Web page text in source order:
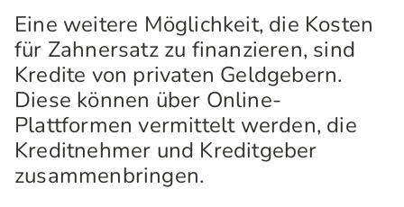
Eine weitere Möglichkeit, die Kosten
für Zahnersatz zu finanzieren, sind
Kredite von privaten Geldgebern.
Diese können über Online-
Plattformen vermittelt werden, die
Kreditnehmer und Kreditgeber
zusammenbringen.